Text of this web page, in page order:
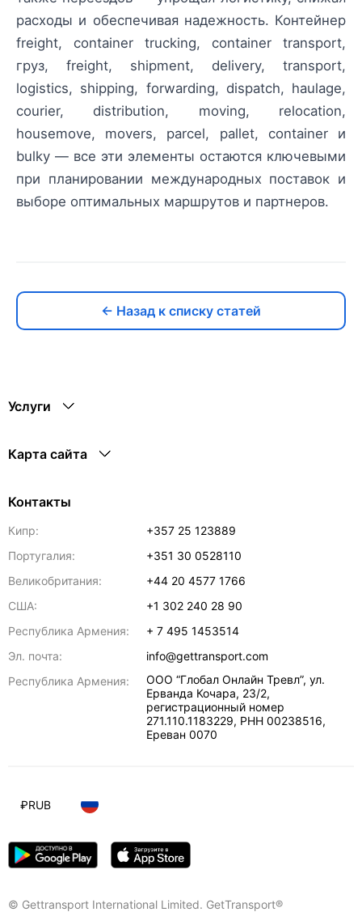
расходы и обеспечивая надежность. Контейнер
freight, container trucking, container transport,
груз, freight, shipment, delivery, transport,
logistics, shipping, forwarding, dispatch, haulage,
courier, distribution, moving, relocation,
housemove, movers, parcel, pallet, container и
bulky — все эти элементы остаются ключевыми
при планировании международных поставок и
выборе оптимальных маршрутов и партнеров.
← Назад к списку статей
Услуги
Карта сайта
Контакты
Кипр:
+357 25 123889
Португалия:
+351 30 0528110
Великобритания:
+44 20 4577 1766
США:
+1 302 240 28 90
Республика Армения:
+ 7 495 1453514
Эл. почта:
info@gettransport.com
Республика Армения:
ООО “Глобал Онлайн Тревл”, ул.
Ерванда Кочара, 23/2,
регистрационный номер
271.110.1183229, РНН 00238516,
Ереван 0070
© Gettransport International Limited. GetTransport®
₽RUB